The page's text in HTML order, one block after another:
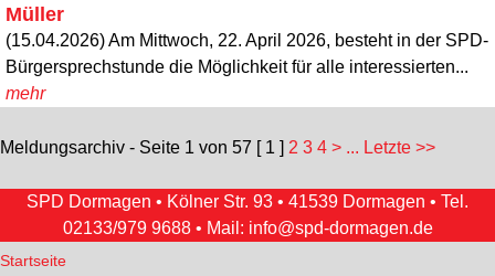
Müller
(15.04.2026) Am Mittwoch, 22. April 2026, besteht in der SPD-
Bürgersprechstunde die Möglichkeit für alle interessierten...
mehr
Meldungsarchiv - Seite 1 von 57 [ 1 ] 2 3 4 > ... Letzte >>
SPD Dormagen • Kölner Str. 93 • 41539 Dormagen • Tel.
02133/979 9688• Mail: info@spd-dormagen.de
Startseite